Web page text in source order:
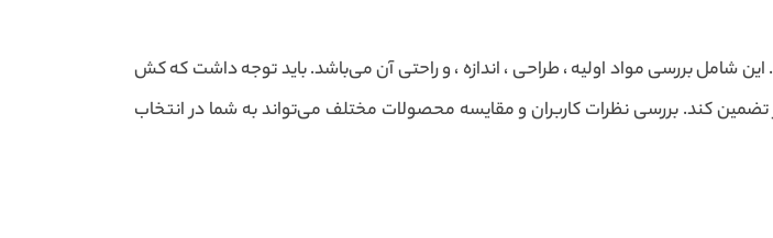
بررسی مواد اولیه ، طراحی ، اندازه ، و راحتی آن می‌باشد. باید توجه داشت که کش
تضمین کند. بررسی نظرات کاربران و مقایسه محصولات مختلف می‌تواند به شما در انتخاب